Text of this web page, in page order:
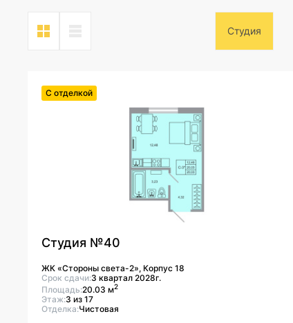
Студия
С отделкой
Студия №40
ЖК «Стороны света-2», Корпус 18
Срок сдачи:3 квартал 2028г.
Площадь:20.03 м2
Этаж:3 из 17
Отделка:Чистовая